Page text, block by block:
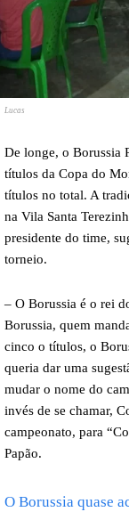
Lucas
De longe, o Borussia
títulos da Copa do
títulos no total. A
na Vila Santa
presidente do time,
torneio.
– O Borussia é o rei
Borussia, quem
cinco o títulos, o
queria dar uma
mudar o nome do
invés de se chamar,
campeonato, para
Papão.
O Borussia quase